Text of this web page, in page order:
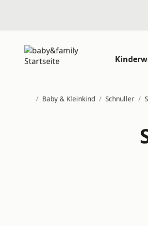
/ Baby & Kleinkind / Schnuller /